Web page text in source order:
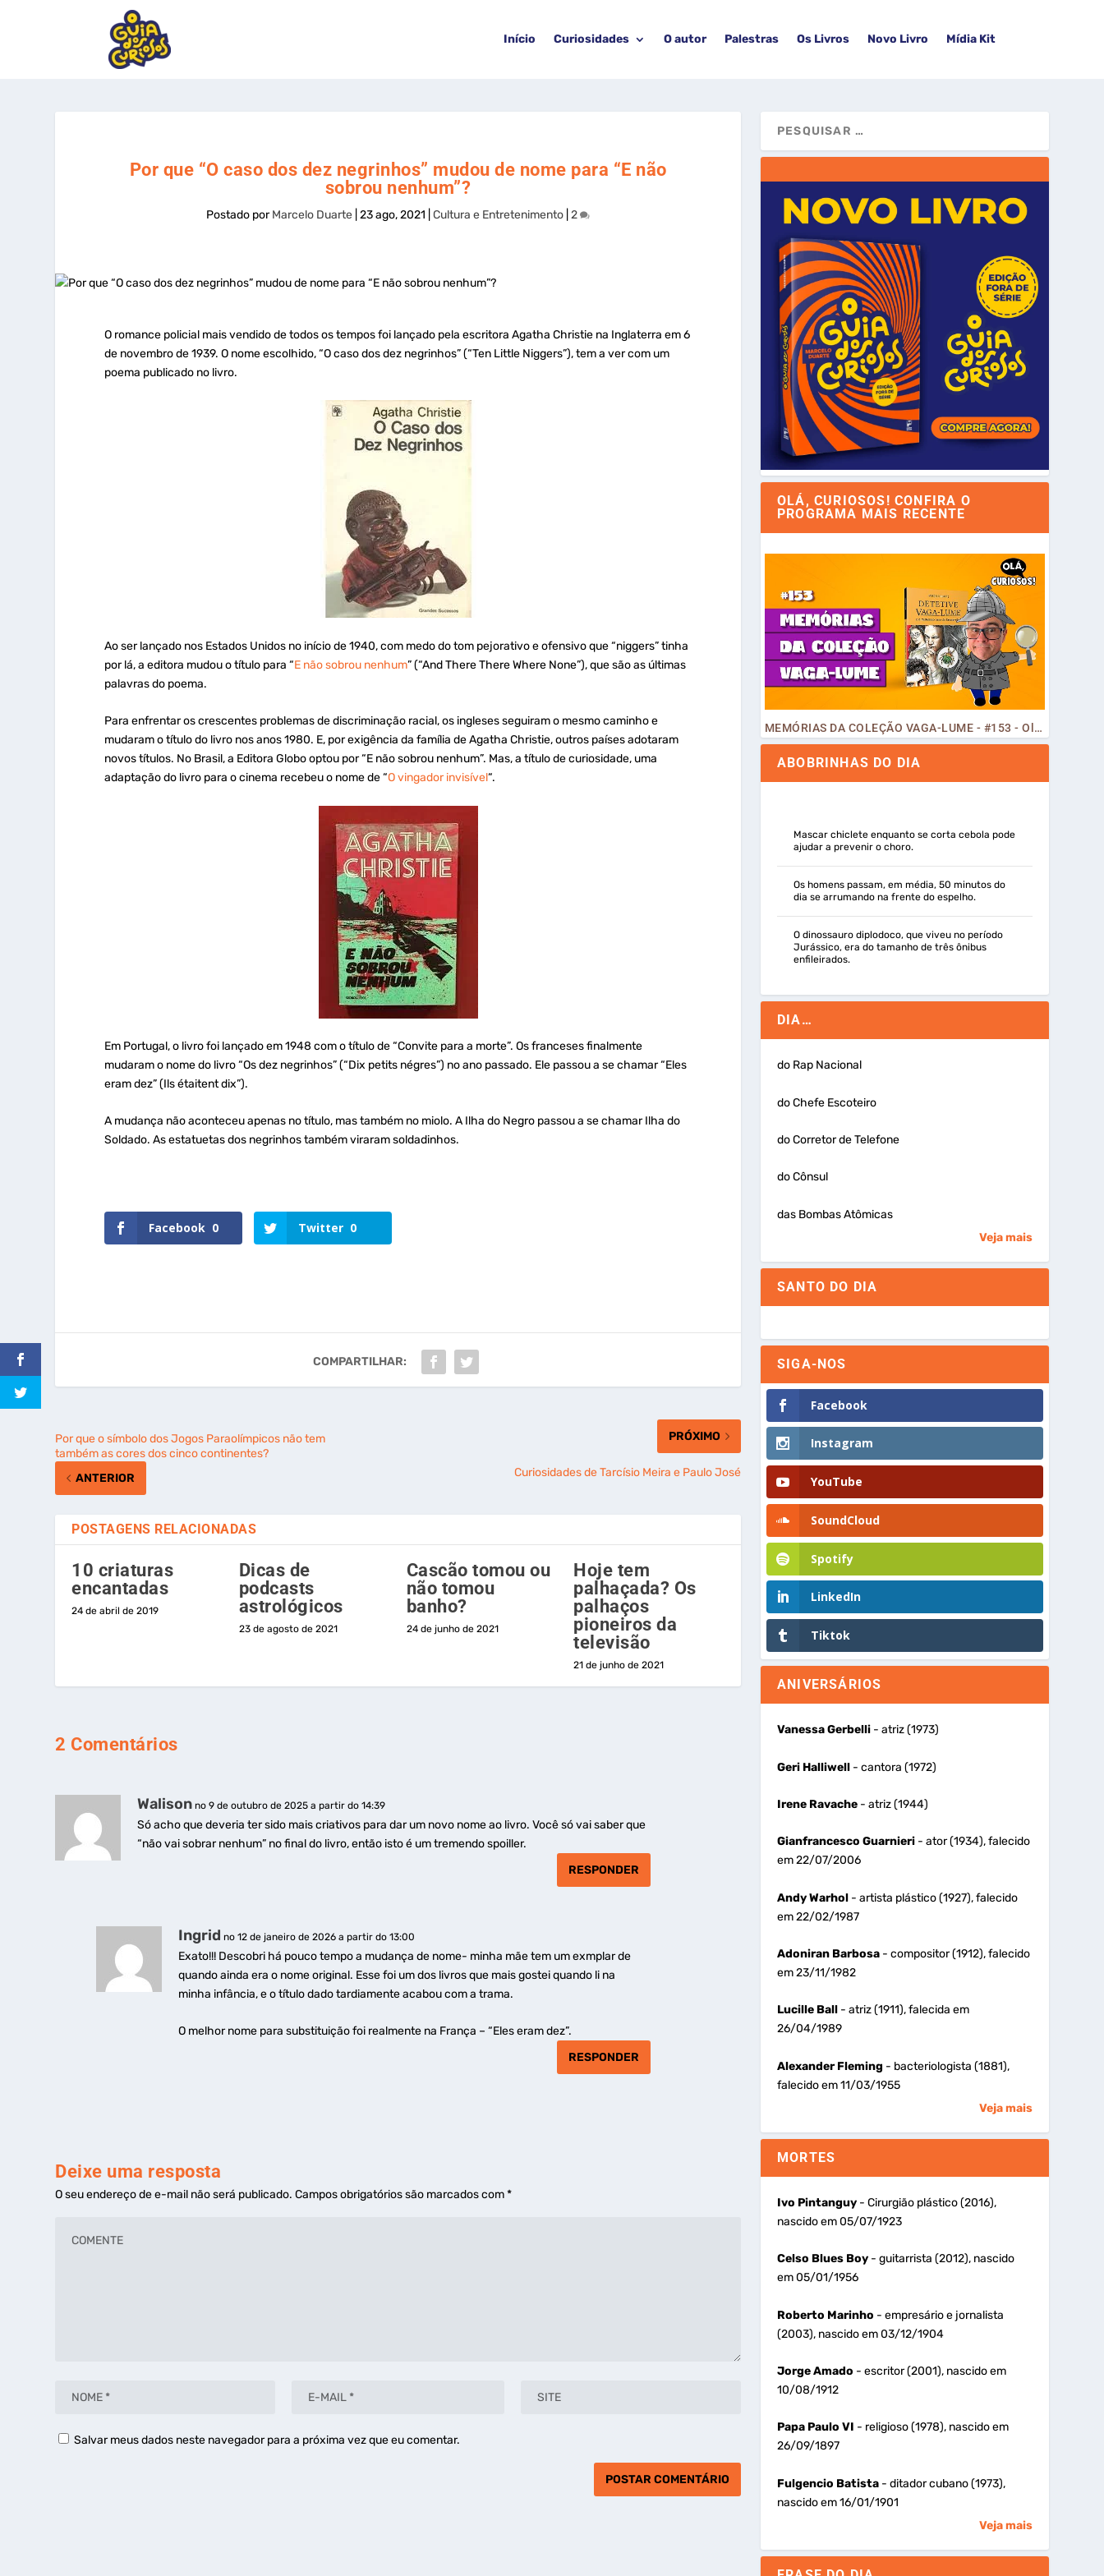
Início Curiosidades O autor Palestras Os Livros Novo Livro Mídia Kit
Por que “O caso dos dez negrinhos” mudou de nome para “E não
sobrou nenhum”?
Postado porMarcelo Duarte |23 ago, 2021 |Cultura e Entretenimento |2
O romance policial mais vendido de todos os tempos foi lançado pela escritora Agatha Christie na Inglaterra em 6
de novembro de 1939. O nome escolhido, “O caso dos dez negrinhos” (“Ten Little Niggers”), tem a ver com um
poema publicado no livro.
Ao ser lançado nos Estados Unidos no início de 1940, com medo do tom pejorativo e ofensivo que “niggers” tinha
por lá, a editora mudou o título para “E não sobrou nenhum” (“And There There Where None”), que são as últimas
palavras do poema.
Para enfrentar os crescentes problemas de discriminação racial, os ingleses seguiram o mesmo caminho e
mudaram o título do livro nos anos 1980. E, por exigência da família de Agatha Christie, outros países adotaram
novos títulos. No Brasil, a Editora Globo optou por “E não sobrou nenhum”. Mas, a título de curiosidade, uma
adaptação do livro para o cinema recebeu o nome de “O vingador invisível“.
Em Portugal, o livro foi lançado em 1948 com o título de “Convite para a morte”. Os franceses finalmente
mudaram o nome do livro “Os dez negrinhos” (“Dix petits négres”) no ano passado. Ele passou a se chamar “Eles
eram dez” (Ils étaitent dix”).
A mudança não aconteceu apenas no título, mas também no miolo. A Ilha do Negro passou a se chamar Ilha do
Soldado. As estatuetas dos negrinhos também viraram soldadinhos.
Facebook 0 Twitter 0
COMPARTILHAR:
Por que o símbolo dos Jogos Paraolímpicos não tem
também as cores dos cinco continentes?
ANTERIOR
PRÓXIMO
Curiosidades de Tarcísio Meira e Paulo José
POSTAGENS RELACIONADAS
10 criaturas
encantadas
24 de abril de 2019
Dicas de
podcasts
astrológicos
23 de agosto de 2021
Cascão tomou ou
não tomou
banho?
24 de junho de 2021
Hoje tem
palhaçada? Os
palhaços
pioneiros da
televisão
21 de junho de 2021
2 Comentários
Walison no 9 de outubro de 2025 a partir do 14:39
Só acho que deveria ter sido mais criativos para dar um novo nome ao livro. Você só vai saber que
“não vai sobrar nenhum” no final do livro, então isto é um tremendo spoiller.
RESPONDER
Ingrid no 12 de janeiro de 2026 a partir do 13:00
Exato!!! Descobri há pouco tempo a mudança de nome- minha mãe tem um exmplar de
quando ainda era o nome original. Esse foi um dos livros que mais gostei quando li na
minha infância, e o título dado tardiamente acabou com a trama.
O melhor nome para substituição foi realmente na França – “Eles eram dez”.
RESPONDER
Deixe uma resposta
O seu endereço de e-mail não será publicado. Campos obrigatórios são marcados com*
Salvar meus dados neste navegador para a próxima vez que eu comentar.
OLÁ, CURIOSOS! CONFIRA O
PROGRAMA MAIS RECENTE
MEMÓRIAS DA COLEÇÃO VAGA-LUME - #153 - Olá, Curiosos! 2023
ABOBRINHAS DO DIA
Mascar chiclete enquanto se corta cebola pode
ajudar a prevenir o choro.
Os homens passam, em média, 50 minutos do
dia se arrumando na frente do espelho.
O dinossauro diplodoco, que viveu no período
Jurássico, era do tamanho de três ônibus
enfileirados.
DIA…
do Rap Nacional
do Chefe Escoteiro
do Corretor de Telefone
do Cônsul
das Bombas Atômicas
Veja mais
SANTO DO DIA
SIGA-NOS
Facebook
Instagram
YouTube
SoundCloud
Spotify
LinkedIn
Tiktok
ANIVERSÁRIOS
Vanessa Gerbelli- atriz (1973)
Geri Halliwell- cantora (1972)
Irene Ravache- atriz (1944)
Gianfrancesco Guarnieri- ator (1934), falecido
em 22/07/2006
Andy Warhol- artista plástico (1927), falecido
em 22/02/1987
Adoniran Barbosa- compositor (1912), falecido
em 23/11/1982
Lucille Ball- atriz (1911), falecida em
26/04/1989
Alexander Fleming - bacteriologista (1881),
falecido em 11/03/1955
Veja mais
MORTES
Ivo Pintanguy- Cirurgião plástico (2016),
nascido em 05/07/1923
Celso Blues Boy- guitarrista (2012), nascido
em 05/01/1956
Roberto Marinho - empresário e jornalista
(2003), nascido em 03/12/1904
Jorge Amado - escritor (2001), nascido em
10/08/1912
Papa Paulo VI - religioso (1978), nascido em
26/09/1897
Fulgencio Batista- ditador cubano (1973),
nascido em 16/01/1901
Veja mais